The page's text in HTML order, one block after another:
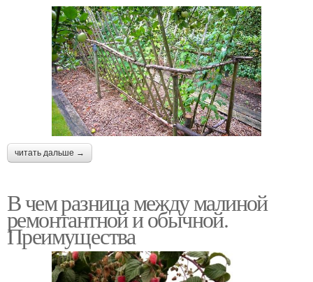
читать дальше →
В чем разница между малиной
ремонтантной и обычной.
Преимущества